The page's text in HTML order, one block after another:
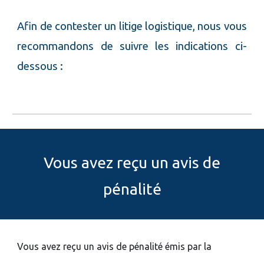
Afin de contester un litige logistique, nous vous
recommandons de suivre les indications ci-
dessous :
Vous avez reçu un avis de
pénalité
Vous avez reçu un avis de pénalité émis par la